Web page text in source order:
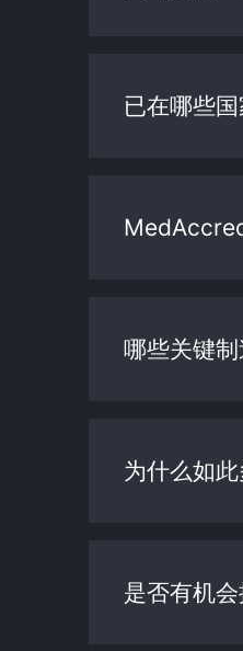
已在哪些
哪些关键
为什么如
是否有机